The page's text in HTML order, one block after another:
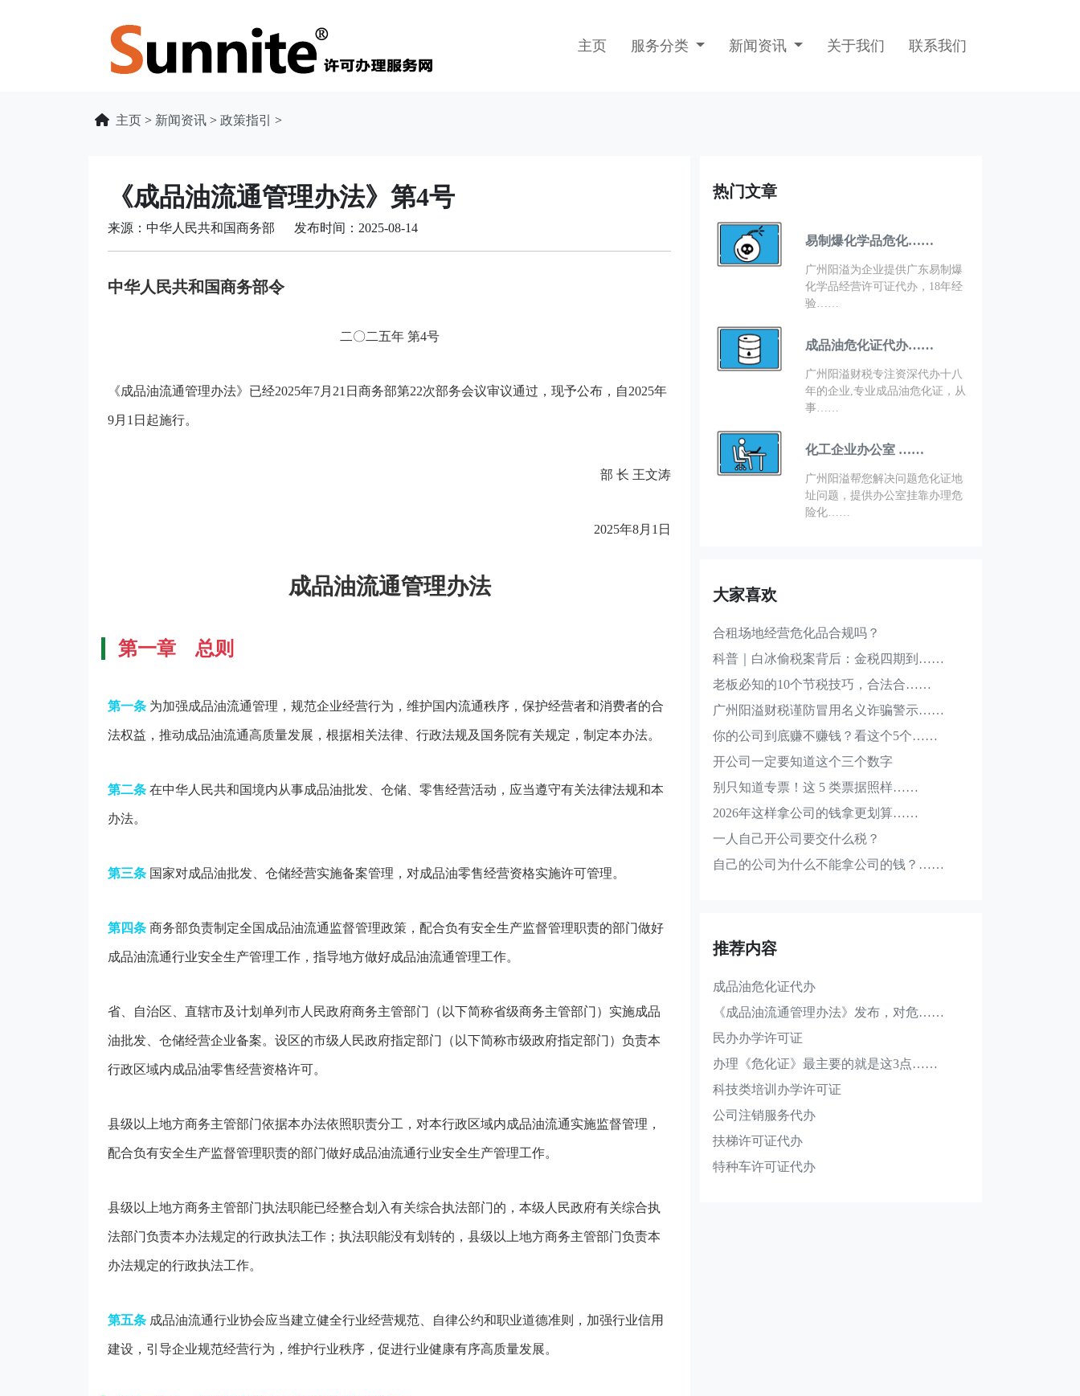
主页 服务分类 新闻资讯 关于我们 联系我们
主页 > 新闻资讯 > 政策指引 >
《成品油流通管理办法》第4号
来源：中华人民共和国商务部 发布时间：2025-08-14
中华人民共和国商务部令
二〇二五年 第4号
《成品油流通管理办法》已经2025年7月21日商务部第22次部务会议审议通过，现予公布，自2025年
9月1日起施行。
部 长 王文涛
2025年8月1日
成品油流通管理办法
第一章 总则
第一条 为加强成品油流通管理，规范企业经营行为，维护国内流通秩序，保护经营者和消费者的合
法权益，推动成品油流通高质量发展，根据相关法律、行政法规及国务院有关规定，制定本办法。
第二条 在中华人民共和国境内从事成品油批发、仓储、零售经营活动，应当遵守有关法律法规和本
办法。
第三条 国家对成品油批发、仓储经营实施备案管理，对成品油零售经营资格实施许可管理。
第四条 商务部负责制定全国成品油流通监督管理政策，配合负有安全生产监督管理职责的部门做好
成品油流通行业安全生产管理工作，指导地方做好成品油流通管理工作。
省、自治区、直辖市及计划单列市人民政府商务主管部门（以下简称省级商务主管部门）实施成品
油批发、仓储经营企业备案。设区的市级人民政府指定部门（以下简称市级政府指定部门）负责本
行政区域内成品油零售经营资格许可。
县级以上地方商务主管部门依据本办法依照职责分工，对本行政区域内成品油流通实施监督管理，
配合负有安全生产监督管理职责的部门做好成品油流通行业安全生产管理工作。
县级以上地方商务主管部门执法职能已经整合划入有关综合执法部门的，本级人民政府有关综合执
法部门负责本办法规定的行政执法工作；执法职能没有划转的，县级以上地方商务主管部门负责本
办法规定的行政执法工作。
第五条 成品油流通行业协会应当建立健全行业经营规范、自律公约和职业道德准则，加强行业信用
建设，引导企业规范经营行为，维护行业秩序，促进行业健康有序高质量发展。
热门文章
易制爆化学品危化……
广州阳溢为企业提供广东易制爆
化学品经营许可证代办，18年经
验……
成品油危化证代办……
广州阳溢财税专注资深代办十八
年的企业,专业成品油危化证，从
事……
化工企业办公室 ……
广州阳溢帮您解决问题危化证地
址问题，提供办公室挂靠办理危
险化……
大家喜欢
合租场地经营危化品合规吗？
科普｜白冰偷税案背后：金税四期到……
老板必知的10个节税技巧，合法合……
广州阳溢财税谨防冒用名义诈骗警示……
你的公司到底赚不赚钱？看这个5个……
开公司一定要知道这个三个数字
别只知道专票！这 5 类票据照样……
2026年这样拿公司的钱拿更划算……
一人自己开公司要交什么税？
自己的公司为什么不能拿公司的钱？……
推荐内容
成品油危化证代办
《成品油流通管理办法》发布，对危……
民办办学许可证
办理《危化证》最主要的就是这3点……
科技类培训办学许可证
公司注销服务代办
扶梯许可证代办
特种车许可证代办